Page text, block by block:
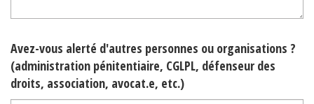
Avez-vous alerté d'autres personnes ou organisations ?
(administration pénitentiaire, CGLPL, défenseur des
droits, association, avocat.e, etc.)